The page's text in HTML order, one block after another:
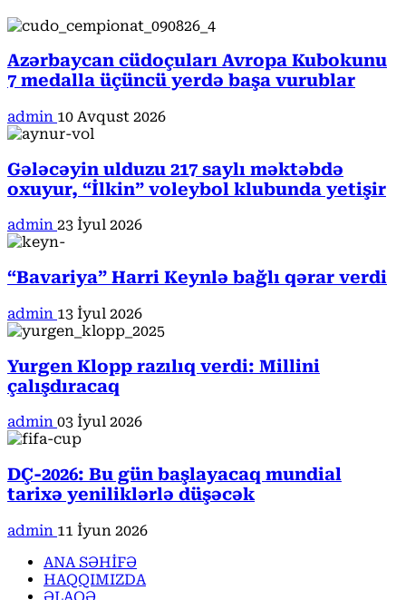
Azərbaycan cüdoçuları Avropa Kubokunu
7 medalla üçüncü yerdə başa vurublar
admin 10 Avqust 2026
Gələcəyin ulduzu 217 saylı məktəbdə
oxuyur, “İlkin” voleybol klubunda yetişir
admin 23 İyul 2026
“Bavariya” Harri Keynlə bağlı qərar verdi
admin 13 İyul 2026
Yurgen Klopp razılıq verdi: Millini
çalışdıracaq
admin 03 İyul 2026
DÇ-2026: Bu gün başlayacaq mundial
tarixə yeniliklərlə düşəcək
admin 11 İyun 2026
ANA SƏHİFƏ
HAQQIMIZDA